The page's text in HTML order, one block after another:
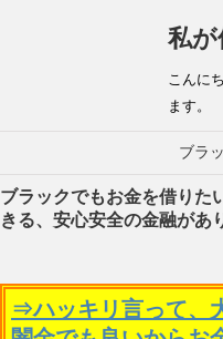
私が
こんに
ます。
ブラ
ブラックでもお金を借りた
きる、安心安全の金融があ
⇒ハッキリ言って、